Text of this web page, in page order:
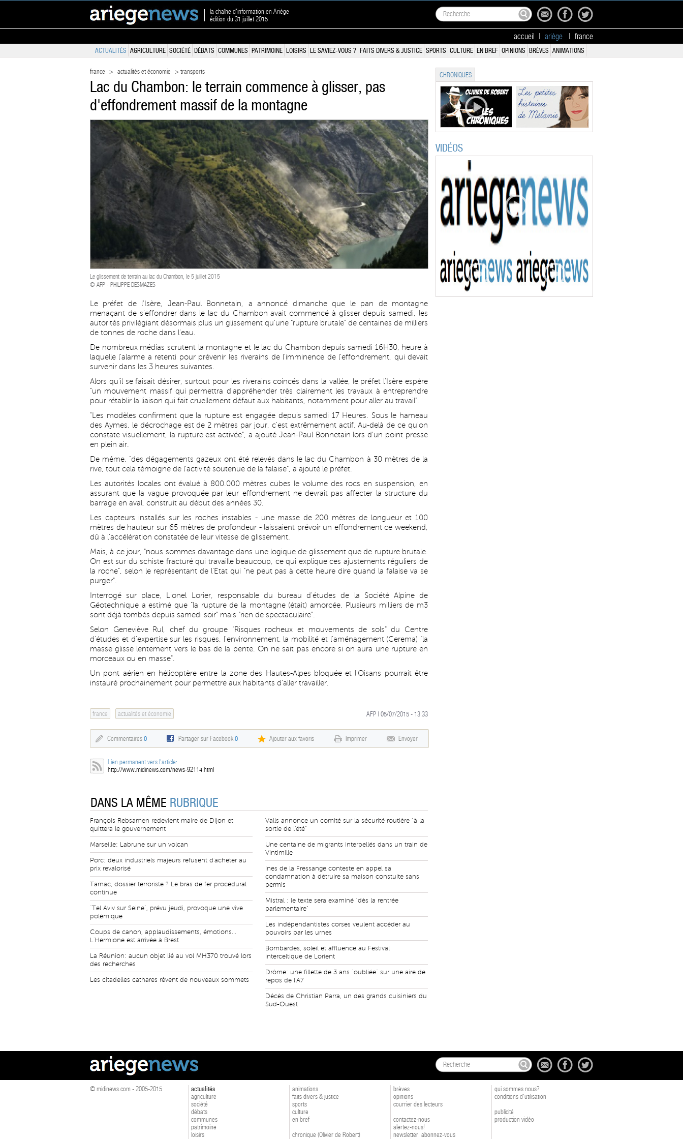
la chaîne d'information en Ariège
édition du 31 juillet 2015
accueil ariège france
ACTUALITÉS AGRICULTURE SOCIÉTÉ DÉBATS COMMUNES PATRIMOINE LOISIRS LE SAVIEZ-VOUS ? FAITS DIVERS & JUSTICE SPORTS CULTURE EN BREF OPINIONS BRÈVES ANIMATIONS
france > actualités et économie > transports
Lac du Chambon: le terrain commence à glisser, pas
d'effondrement massif de la montagne
Le glissement de terrain au lac du Chambon, le 5 juillet 2015
© AFP - PHILIPPE DESMAZES
Le préfet de l'Isère, Jean-Paul Bonnetain, a annoncé dimanche que le pan de montagne
menaçant de s'effondrer dans le lac du Chambon avait commencé à glisser depuis samedi, les
autorités privilégiant désormais plus un glissement qu'une "rupture brutale" de centaines de milliers
de tonnes de roche dans l'eau.
De nombreux médias scrutent la montagne et le lac du Chambon depuis samedi 16H30, heure à
laquelle l'alarme a retenti pour prévenir les riverains de l'imminence de l'effondrement, qui devait
survenir dans les 3 heures suivantes.
Alors qu'il se faisait désirer, surtout pour les riverains coincés dans la vallée, le préfet l'Isère espère
"un mouvement massif qui permettra d'appréhender très clairement les travaux à entreprendre
pour rétablir la liaison qui fait cruellement défaut aux habitants, notamment pour aller au travail".
"Les modèles confirment que la rupture est engagée depuis samedi 17 Heures. Sous le hameau
des Aymes, le décrochage est de 2 mètres par jour, c'est extrêmement actif. Au-delà de ce qu'on
constate visuellement, la rupture est activée", a ajouté Jean-Paul Bonnetain lors d'un point presse
en plein air.
De même, "des dégagements gazeux ont été relevés dans le lac du Chambon à 30 mètres de la
rive, tout cela témoigne de l'activité soutenue de la falaise", a ajouté le préfet.
Les autorités locales ont évalué à 800.000 mètres cubes le volume des rocs en suspension, en
assurant que la vague provoquée par leur effondrement ne devrait pas affecter la structure du
barrage en aval, construit au début des années 30.
Les capteurs installés sur les roches instables - une masse de 200 mètres de longueur et 100
mètres de hauteur sur 65 mètres de profondeur - laissaient prévoir un effondrement ce weekend,
dû à l'accélération constatée de leur vitesse de glissement.
Mais, à ce jour, "nous sommes davantage dans une logique de glissement que de rupture brutale.
On est sur du schiste fracturé qui travaille beaucoup, ce qui explique ces ajustements réguliers de
la roche", selon le représentant de l'Etat qui "ne peut pas à cette heure dire quand la falaise va se
purger".
Interrogé sur place, Lionel Lorier, responsable du bureau d'études de la Société Alpine de
Géotechnique a estimé que "la rupture de la montagne (était) amorcée. Plusieurs milliers de m3
sont déjà tombés depuis samedi soir" mais "rien de spectaculaire".
Selon Geneviève Rul, chef du groupe "Risques rocheux et mouvements de sols" du Centre
d'études et d'expertise sur les risques, l'environnement, la mobilité et l'aménagement (Cerema) "la
masse glisse lentement vers le bas de la pente. On ne sait pas encore si on aura une rupture en
morceaux ou en masse".
Un pont aérien en hélicoptère entre la zone des Hautes-Alpes bloquée et l'Oisans pourrait être
instauré prochainement pour permettre aux habitants d'aller travailler.
france actualités et économie AFP | 05/07/2015 - 13:33
Commentaires 0 Partager sur Facebook0 Ajouter aux favoris Imprimer Envoyer
Lien permanent vers l'article:
http://www.midinews.com/news-92114.html
DANS LA MÊME RUBRIQUE
François Rebsamen redevient maire de Dijon et
quittera le gouvernement
Marseille: Labrune sur un volcan
Porc: deux industriels majeurs refusent d'acheter au
prix revalorisé
Tarnac, dossier terroriste ? Le bras de fer procédural
continue
"Tel Aviv sur Seine", prévu jeudi, provoque une vive
polémique
Coups de canon, applaudissements, émotions...
L'Hermione est arrivée à Brest
La Réunion: aucun objet lié au vol MH370 trouvé lors
des recherches
Les citadelles cathares rêvent de nouveaux sommets
Valls annonce un comité sur la sécurité routière "à la
sortie de l'été"
Une centaine de migrants interpellés dans un train de
Vintimille
Ines de la Fressange conteste en appel sa
condamnation à détruire sa maison constuite sans
permis
Mistral : le texte sera examiné "dès la rentrée
parlementaire"
Les indépendantistes corses veulent accéder au
pouvoirs par les urnes
Bombardes, soleil et affluence au Festival
interceltique de Lorient
Drôme: une fillette de 3 ans "oubliée" sur une aire de
repos de l'A7
Décès de Christian Parra, un des grands cuisiniers du
Sud-Ouest
CHRONIQUES
VIDÉOS
© midinews.com - 2005-2015
actualités
agriculture
société
débats
communes
patrimoine
loisirs
animations
faits divers & justice
sports
culture
en bref
chronique (Olivier de Robert)
brèves
opinions
courrier des lecteurs
contactez-nous
alertez-nous!
newsletter: abonnez-vous
qui sommes nous?
conditions d'utilisation
publicité
production vidéo